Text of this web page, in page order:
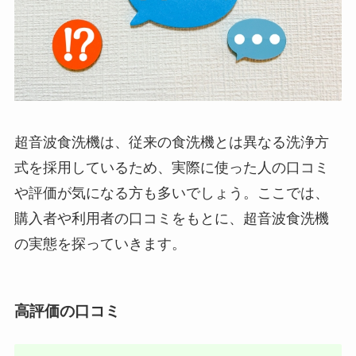
超音波食洗機は、従来の食洗機とは異なる洗浄方
式を採用しているため、実際に使った人の口コミ
や評価が気になる方も多いでしょう。ここでは、
購入者や利用者の口コミをもとに、超音波食洗機
の実態を探っていきます。
高評価の口コミ